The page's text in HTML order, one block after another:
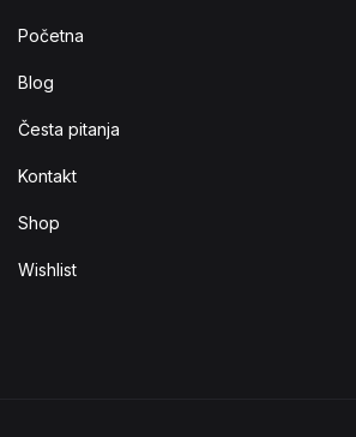
Početna
Blog
Česta pitanja
Kontakt
Shop
Wishlist